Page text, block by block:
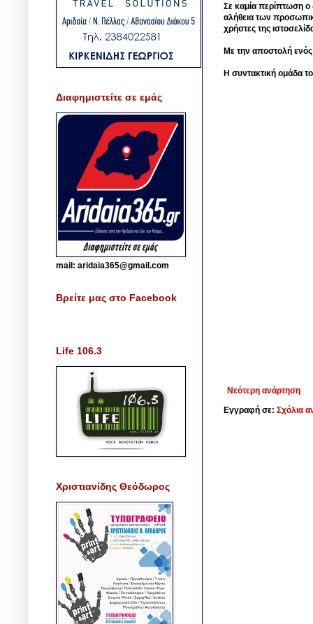
Σε καμία περίπτωση ο
αλήθεια των
χρήστες της
Με την αποστολή
Η συντακτική ομάδα
Νεότερη ανάρτηση
Εγγραφή σε: Σχόλια
Διαφημιστείτε σε εμάς
mail: aridaia365@gmail.com
Βρείτε μας στο Facebook
Life 106.3
Χριστιανίδης Θεόδωρος